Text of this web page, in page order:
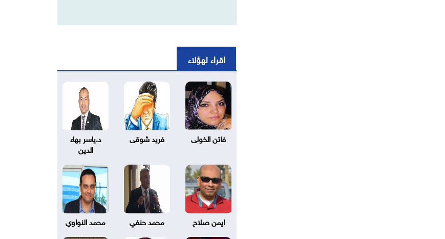
اقراء لهؤلاء
فاتن الخولى فريد شوقى
د.ياسر بهاء
الدين
ايمن صلاح محمد حنفي محمد النواوي